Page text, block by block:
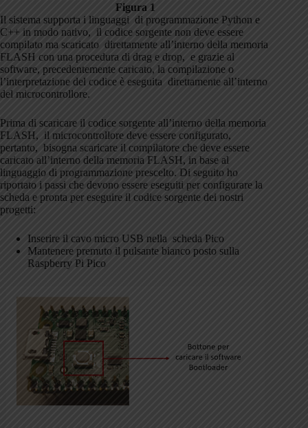
Figura 1
Il sistema supporta i linguaggi di programmazione Python e
C++ in modo nativo, il codice sorgente non deve essere
compilato ma scaricato direttamente all’interno della memoria
FLASH con una procedura di drag e drop, e grazie al
software, precedentemente caricato, la compilazione o
l’interpretazione del codice è eseguita direttamente all’interno
del microcontrollore.
Prima di scaricare il codice sorgente all’interno della memoria
FLASH, il microcontrollore deve essere configurato,
pertanto, bisogna scaricare il compilatore che deve essere
caricato all’interno della memoria FLASH, in base al
linguaggio di programmazione prescelto. Di seguito ho
riportato i passi che devono essere eseguiti per configurare la
scheda e pronta per eseguire il codice sorgente dei nostri
progetti:
Inserire il cavo micro USB nella scheda Pico
Mantenere premuto il pulsante bianco posto sulla
Raspberry Pi Pico